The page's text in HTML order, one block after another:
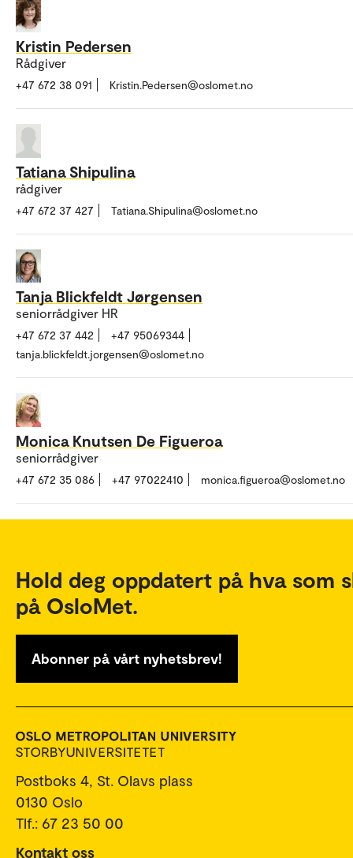
Kristin Pedersen
Rådgiver
+47 672 38 091 Kristin.Pedersen@oslomet.no
Tatiana Shipulina
rådgiver
+47 672 37 427 Tatiana.Shipulina@oslomet.no
Tanja Blickfeldt Jørgensen
seniorrådgiver HR
+47 672 37 442
+47 95069344
tanja.blickfeldt.jorgensen@oslomet.no
Monica Knutsen De Figueroa
seniorrådgiver
+47 672 35 086 +47 97022410 monica.figueroa@oslomet.no
Hold deg oppdatert på hva som
på OsloMet.
Abonner på vårt nyhetsbrev!
Postboks 4, St. Olavs plass
0130 Oslo
Tlf.: 67 23 50 00
Kontakt oss